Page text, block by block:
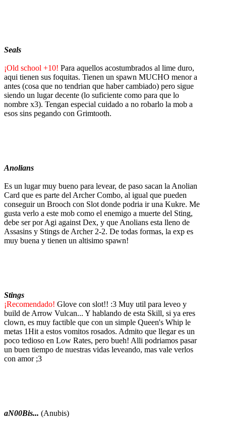
Seals
¡Old school +10! Para aquellos acostumbrados al lime duro,
aqui tienen sus foquitas. Tienen un spawn MUCHO menor a
antes (cosa que no tendrian que haber cambiado) pero sigue
siendo un lugar decente (lo suficiente como para que lo
nombre x3). Tengan especial cuidado a no robarlo la mob a
esos sins pegando con Grimtooth.
Anolians
Es un lugar muy bueno para levear, de paso sacan la Anolian
Card que es parte del Archer Combo, al igual que pueden
conseguir un Brooch con Slot donde podria ir una Kukre. Me
gusta verlo a este mob como el enemigo a muerte del Sting,
debe ser por Agi against Dex, y que Anolians esta lleno de
Assasins y Stings de Archer 2-2. De todas formas, la exp es
muy buena y tienen un altisimo spawn!
Stings
¡Recomendado! Glove con slot!! :3 Muy util para leveo y
build de Arrow Vulcan... Y hablando de esta Skill, si ya eres
clown, es muy factible que con un simple Queen's Whip le
metas 1Hit a estos vomitos rosados. Admito que llegar es un
poco tedioso en Low Rates, pero bueh! Alli podriamos pasar
un buen tiempo de nuestras vidas leveando, mas vale verlos
con amor ;3
aN00Bis... (Anubis)